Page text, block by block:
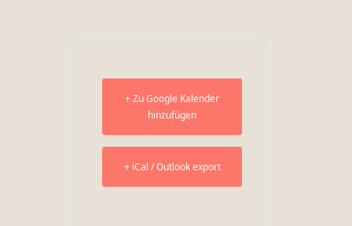
+ Zu Google Kalender
hinzufügen
+ iCal / Outlook export